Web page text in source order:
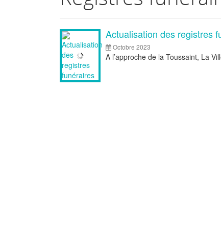
Articles Actualisation des registres
Octobre 2023
A l’approche de la Toussaint, La